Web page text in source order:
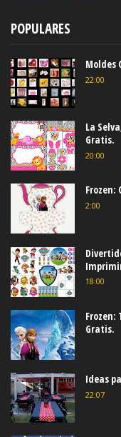
POPULARES
Moldes
22:00
La
Gratis.
20:00
2:00
18:00
Gratis.
Ideas
22:07